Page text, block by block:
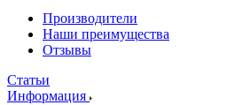
Производители
Наши преимущества
Отзывы
Статьи
Информация